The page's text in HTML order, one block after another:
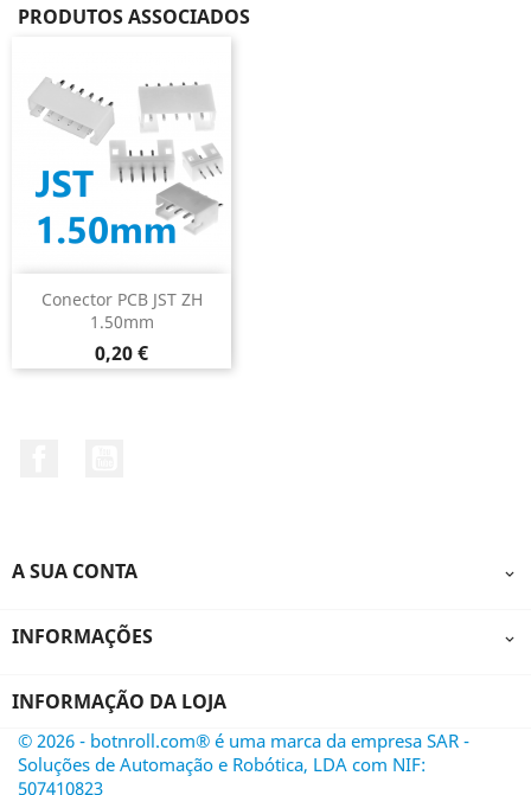
PRODUTOS ASSOCIADOS
Conector PCB JST ZH
1.50mm
Preço
0,20 €
A SUA CONTA 
INFORMAÇÕES 
INFORMAÇÃO DA LOJA
© 2026 - botnroll.com® é uma marca da empresa SAR -
Soluções de Automação e Robótica, LDA com NIF:
507410823